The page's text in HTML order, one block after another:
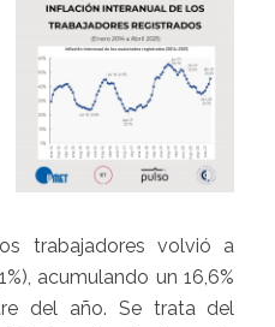
trabajadores volvió a
acumulando un 16,6%
del año. Se trata del